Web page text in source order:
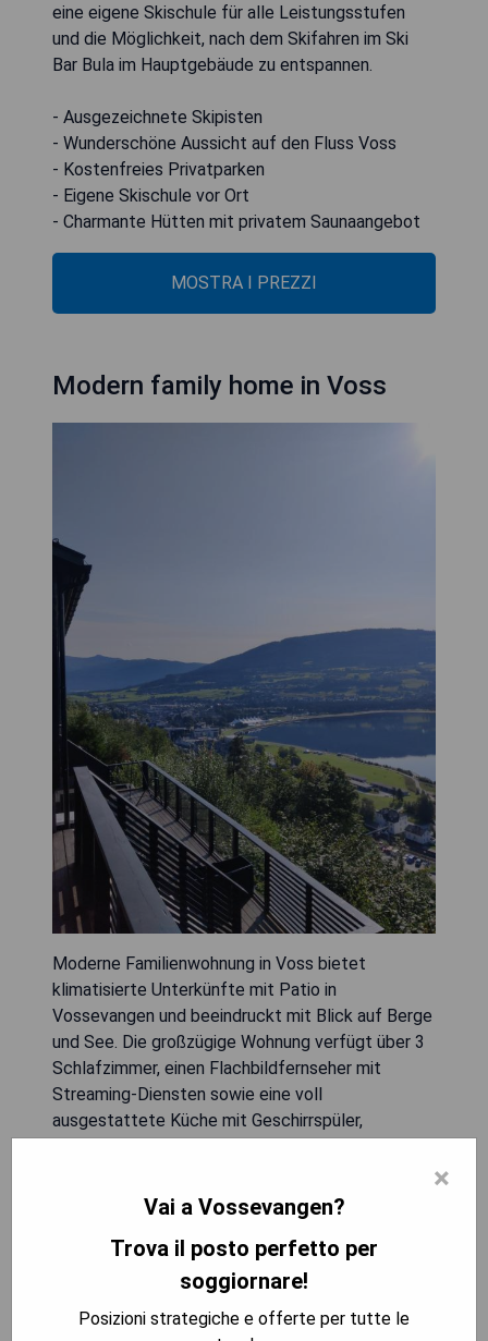
eine eigene Skischule für alle Leistungsstufen
und die Möglichkeit, nach dem Skifahren im Ski
Bar Bula im Hauptgebäude zu entspannen.
- Ausgezeichnete Skipisten
- Wunderschöne Aussicht auf den Fluss Voss
- Kostenfreies Privatparken
- Eigene Skischule vor Ort
- Charmante Hütten mit privatem Saunaangebot
MOSTRA I PREZZI
Modern family home in Voss
Moderne Familienwohnung in Voss bietet
klimatisierte Unterkünfte mit Patio in
Vossevangen und beeindruckt mit Blick auf Berge
und See. Die großzügige Wohnung verfügt über 3
Schlafzimmer, einen Flachbildfernseher mit
Streaming-Diensten sowie eine voll
ausgestattete Küche mit Geschirrspüler,
Terrasse, kostenloses WLAN, kostenlose
Privatparkplätze und eine Ladestation für
Elektrofahrzeuge. Der private Eingang ermöglicht
Gästen einen angenehmen Aufenthalt mit
Diese Allergiker-freundliche Nichtraucherwohnung
×
Vai a Vossevangen?
Trova il posto perfetto per
soggiornare!
Posizioni strategiche e offerte per tutte le